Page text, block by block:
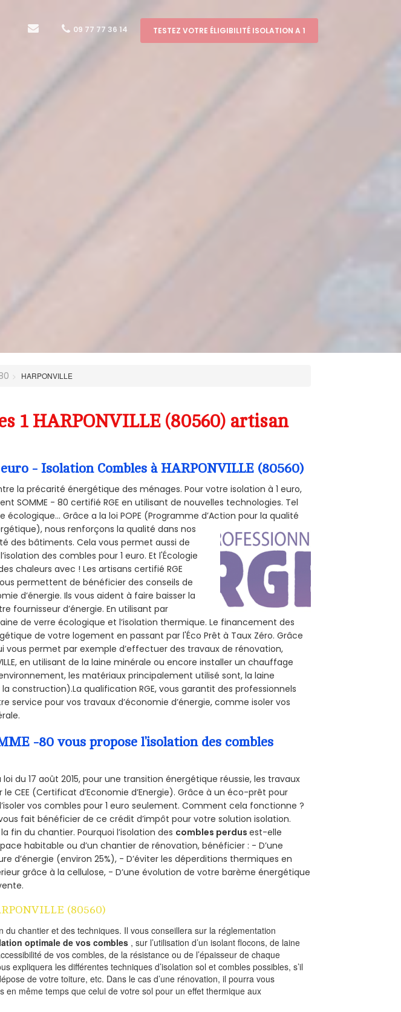
09 77 77 36 14 TESTEZ VOTRE ÉLIGIBILITÉ ISOLATION A 1
HARPONVILLE
1 HARPONVILLE (80560) artisan
- Isolation Combles à HARPONVILLE (80560)
la précarité énergétique des ménages. Pour votre isolation à 1 euro,
SOMME - 80 certifié RGE en utilisant de nouvelles technologies. Tel
Grâce a la loi POPE (Programme d’Action pour la qualité
nous renforçons la qualité dans nos
des bâtiments. Cela vous permet aussi de
des combles pour 1 euro. Et l'Écologie
chaleurs avec ! Les artisans certifié RGE
vous permettent de bénéficier des conseils de
d’énergie. Ils vous aident à faire baisser la
fournisseur d’énergie. En utilisant par
de verre écologique et l’isolation thermique. Le financement des
de votre logement en passant par l'Éco Prêt à Taux Zéro. Grâce
vous permet par exemple d’effectuer des travaux de rénovation,
en utilisant de la laine minérale ou encore installer un chauffage
les matériaux principalement utilisé sont, la laine
construction).La qualification RGE, vous garantit des professionnels
service pour vos travaux d’économie d’énergie, comme isoler vos
-80 vous propose l’isolation des combles
du 17 août 2015, pour une transition énergétique réussie, les travaux
CEE (Certificat d’Economie d’Energie). Grâce à un éco-prêt pour
vos combles pour 1 euro seulement. Comment cela fonctionne ?
fait bénéficier de ce crédit d’impôt pour votre solution isolation.
fin du chantier. Pourquoi l’isolation des combles perdusest-elle
habitable ou d’un chantier de rénovation, bénéficier : - D’une
d’énergie (environ 25%), - D’éviter les déperditions thermiques en
grâce à la cellulose, - D’une évolution de votre barème énergétique
(80560)
du chantier et des techniques. Il vous conseillera sur la réglementation
optimale de vos combles , sur l’utilisation d’un isolant flocons, de laine
de vos combles, de la résistance ou de l’épaisseur de chaque
expliquera les différentes techniques d’isolation sol et combles possibles, s’il
de votre toiture, etc. Dans le cas d’une rénovation, il pourra vous
en même temps que celui de votre sol pour un effet thermique aux